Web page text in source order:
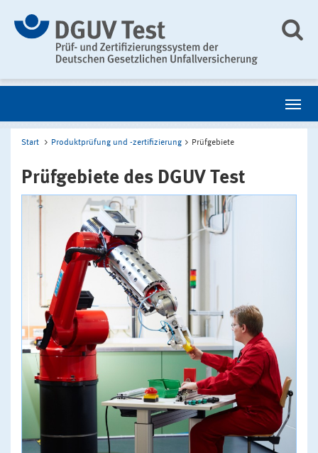
Start Produktprüfung und -zertifizierung Prüfgebiete
Prüfgebiete des DGUV Test